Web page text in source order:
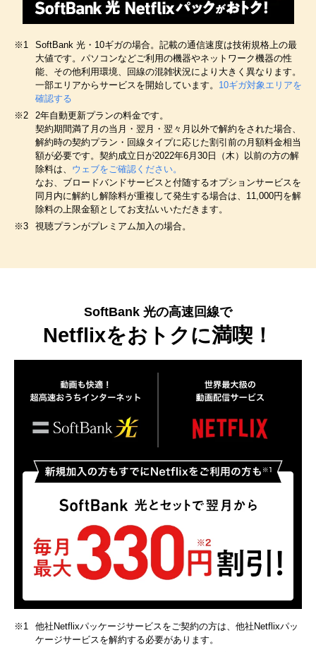
※1
SoftBank 光・10ギガの場合。記載の通信速度は技術規格上の最
大値です。パソコンなどご利用の機器やネットワーク機器の性
能、その他利用環境、回線の混雑状況により大きく異なります。
一部エリアからサービスを開始しています。 10ギガ対象エリアを
確認する
※2
2年自動更新プランの料金です。
契約期間満了月の当月・翌月・翌々月以外で解約をされた場合、
解約時の契約プラン・回線タイプに応じた割引前の月額料金相当
額が必要です。契約成立日が2022年6月30日（木）以前の方の解
除料は、 ウェブをご確認ください。
なお、ブロードバンドサービスと付随するオプションサービスを
同月内に解約し解除料が重複して発生する場合は、11,000円を解
除料の上限金額としてお支払いいただきます。
※3
視聴プランがプレミアム加入の場合。
SoftBank 光の高速回線で
Netflixをおトクに満喫！
※1
他社Netflixパッケージサービスをご契約の方は、他社Netflixパッ
ケージサービスを解約する必要があります。